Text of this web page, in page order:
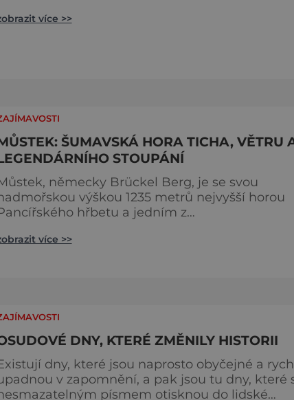
od léta 2026 nová pravidla příjezdu, která
více >>
ŠUMAVSKÁ HORA TICHA, VĚTRU
STOUPÁNÍ
německy Brückel Berg, je se svou
výškou 1235 metrů nejvyšší horou
hřbetu a jedním z
nestojí v centru hlavních turistických
více >>
DNY, KTERÉ ZMĚNILY HISTORII
dny, které jsou naprosto obyčejné a
v zapomnění, a pak jsou tu dny, které
písmem otisknou do lidské